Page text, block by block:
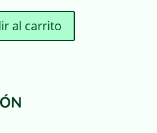
al carrito